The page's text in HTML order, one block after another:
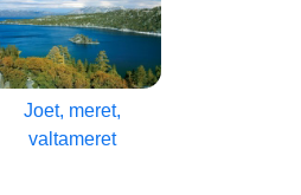
Joet, meret,
valtameret